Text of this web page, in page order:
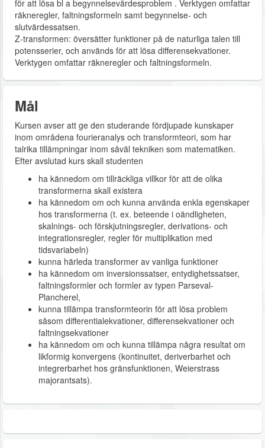
för att lösa bl a begynnelsevärdesproblem . Verktygen omfattar
räkneregler, faltningsformeln samt begynnelse- och
slutvärdessatsen.
Z-transformen: översätter funktioner på de naturliga talen till
potensserier, och används för att lösa differensekvationer.
Verktygen omfattar räkneregler och faltningsformeln.
Mål
Kursen avser att ge den studerande fördjupade kunskaper
inom områdena fourieranalys och transformteori, som har
talrika tillämpningar inom såväl tekniken som matematiken.
Efter avslutad kurs skall studenten
ha kännedom om tillräckliga villkor för att de olika
transformerna skall existera
ha kännedom om och kunna använda enkla egenskaper
hos transformerna (t. ex. beteende i oändligheten,
skalnings- och förskjutningsregler, derivations- och
integrationsregler, regler för multiplikation med
tidsvariabeln)
kunna härleda transformer av vanliga funktioner
ha kännedom om inversionssatser, entydighetssatser,
faltningsformler och formler av typen Parseval-
Plancherel,
kunna tillämpa transformteorin för att lösa problem
såsom differentialekvationer, differensekvationer och
faltningsekvationer
ha kännedom om och kunna tillämpa några resultat om
likformig konvergens (kontinuitet, deriverbarhet och
integrerbarhet hos gränsfunktionen, Weierstrass
majorantsats).